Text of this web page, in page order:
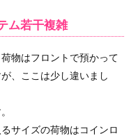
ム若干複雑
物はフロントで預かって
、ここは少し違いまし
サイズの荷物はコインロ